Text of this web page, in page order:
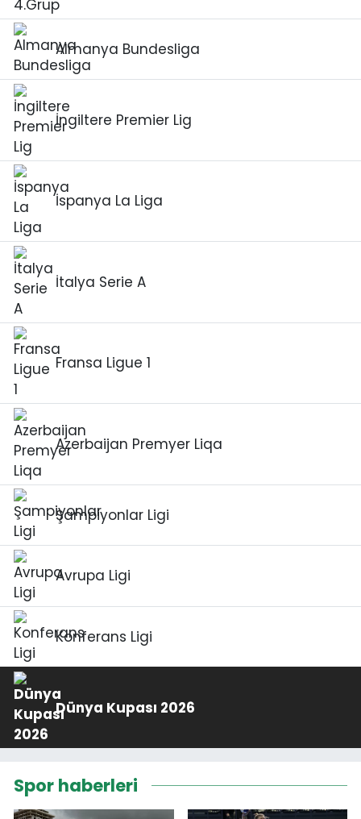
Almanya Bundesliga
İngiltere Premier Lig
İspanya La Liga
İtalya Serie A
Fransa Ligue 1
Azerbaijan Premyer Liqa
Şampiyonlar Ligi
Avrupa Ligi
Konferans Ligi
Dünya Kupası 2026
Spor haberleri